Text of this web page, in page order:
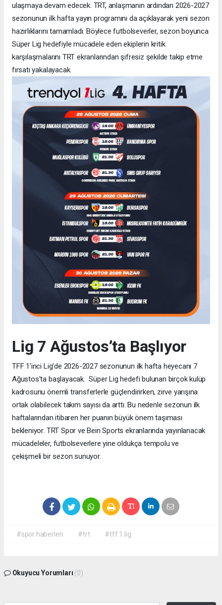
ulaşmaya devam edecek. TRT, anlaşmanın ardından 2026-2027
sezonunun ilk hafta yayın programını da açıklayarak yeni sezon
hazırlıklarını tamamladı. Böylece futbolseverler, sezon boyunca
Süper Lig hedefiyle mücadele eden ekiplerin kritik
karşılaşmalarını TRT ekranlarından şifresiz şekilde takip etme
fırsatı yakalayacak.
Lig 7 Ağustos’ta Başlıyor
TFF 1'inci Lig'de 2026-2027 sezonunun ilk hafta heyecanı 7
Ağustos'ta başlayacak. Süper Lig hedefi bulunan birçok kulüp
kadrosunu önemli transferlerle güçlendirirken, zirve yarışına
ortak olabilecek takım sayısı da arttı. Bu nedenle sezonun ilk
haftalarından itibaren her puanın büyük önem taşıması
bekleniyor. TRT Spor ve Bein Sports ekranlarında yayınlanacak
mücadeleler, futbolseverlere yine oldukça tempolu ve
çekişmeli bir sezon sunuyor.
#spor haberleri #trt #tff 1.lig
Okuyucu Yorumları (0)